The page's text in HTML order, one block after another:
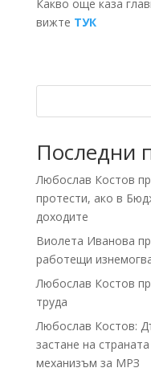
Какво още каза
вижте ТУК
Последни
Любослав Костов
протести, ако в
доходите
Виолета Иванова
работещи
Любослав Костов
труда
Любослав Костов:
застане на
механизъм за МРЗ